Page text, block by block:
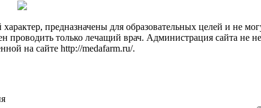
предназначены для образовательных целей и не
только лечащий врач. Администрация сайта не
на сайте http://medafarm.ru/.